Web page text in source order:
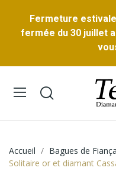
Fermeture
fermée du 30 juillet
Accueil Bagues de
Solitaire or et diamant